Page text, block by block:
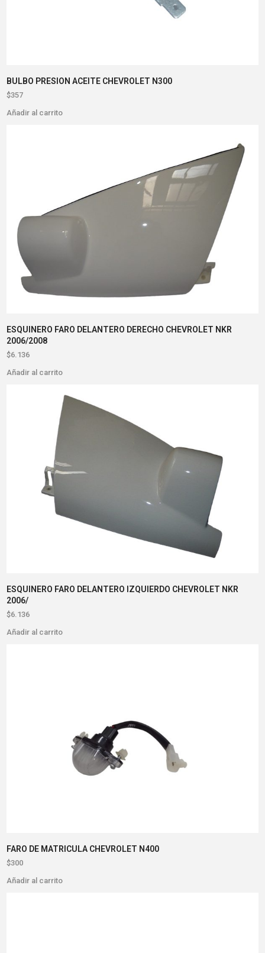
BULBO PRESION ACEITE CHEVROLET N300
$357
Añadir al carrito
ESQUINERO FARO DELANTERO DERECHO CHEVROLET NKR
2006/2008
$6.136
Añadir al carrito
ESQUINERO FARO DELANTERO IZQUIERDO CHEVROLET NKR
2006/
$6.136
Añadir al carrito
FARO DE MATRICULA CHEVROLET N400
$300
Añadir al carrito